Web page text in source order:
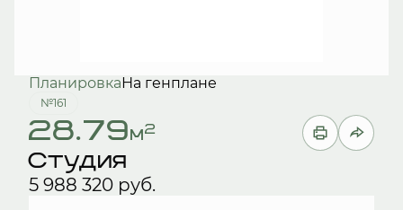
ПланировкаНа генплане
№161
28.79м2
Студия
5 988 320 руб.